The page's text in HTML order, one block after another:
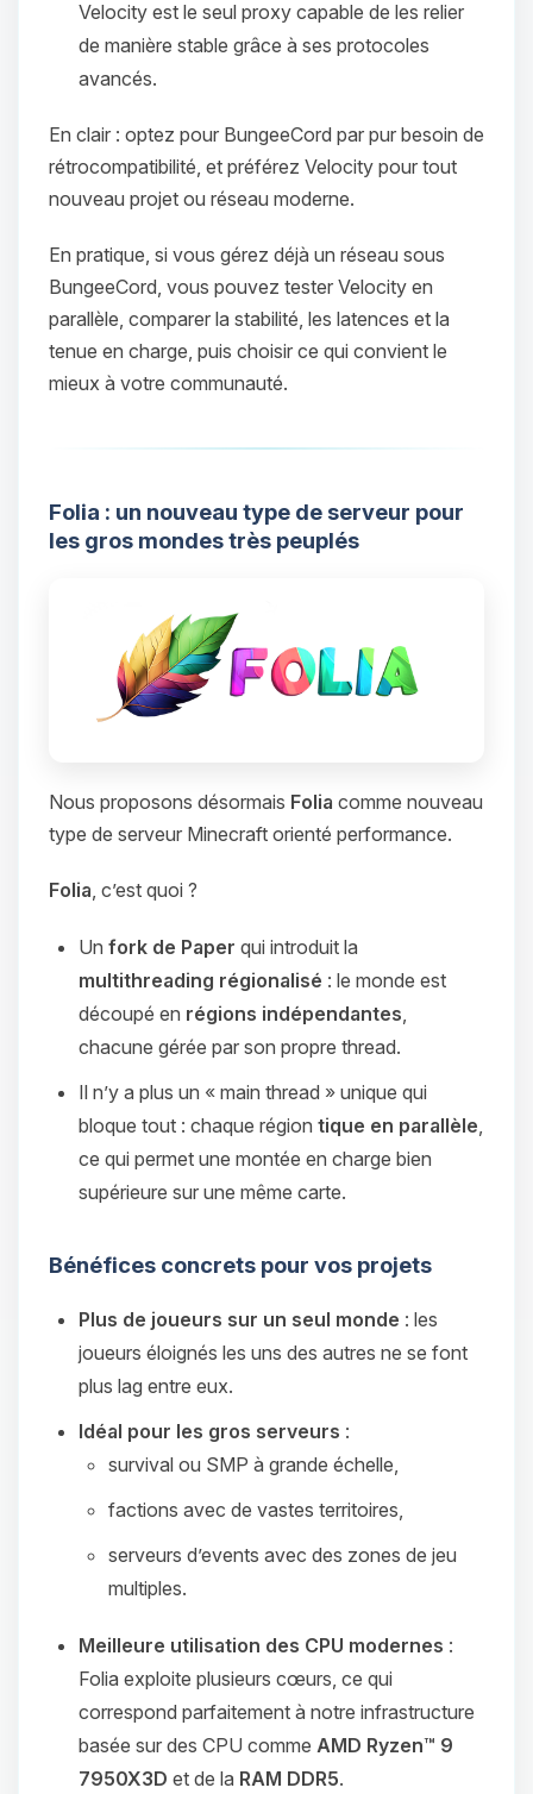
Velocity est le seul proxy capable de les relier
de manière stable grâce à ses protocoles
avancés.
En clair : optez pour BungeeCord par pur besoin de
rétrocompatibilité, et préférez Velocity pour tout
nouveau projet ou réseau moderne.
En pratique, si vous gérez déjà un réseau sous
BungeeCord, vous pouvez tester Velocity en
parallèle, comparer la stabilité, les latences et la
tenue en charge, puis choisir ce qui convient le
mieux à votre communauté.
Folia : un nouveau type de serveur pour
les gros mondes très peuplés
Nous proposons désormais Folia comme nouveau
type de serveur Minecraft orienté performance.
Folia , c’est quoi ?
Un fork de Paper qui introduit la
multithreading régionalisé : le monde est
découpé en régions indépendantes
chacune gérée par son propre thread.
Il n’y a plus un « main thread » unique qui
bloque tout : chaque région tique en parallèle
ce qui permet une montée en charge bien
supérieure sur une même carte.
Bénéfices concrets pour vos projets
Plus de joueurs sur un seul monde : les
joueurs éloignés les uns des autres ne se font
plus lag entre eux.
Idéal pour les gros serveurs :
survival ou SMP à grande échelle,
factions avec de vastes territoires,
serveurs d’events avec des zones de jeu
multiples.
Meilleure utilisation des CPU modernes :
Folia exploite plusieurs cœurs, ce qui
correspond parfaitement à notre infrastructure
basée sur des CPU comme AMD Ryzen™ 9
7950X3D et de la RAM DDR5.
Youpi, enfin quelqu’un pour me
parler ! Moi c’est Choupy, ton petit
assistant BoxToPlay. Dis-moi ce dont
tu as besoin et je vais remuer mes
petits circuits pour t’aider.